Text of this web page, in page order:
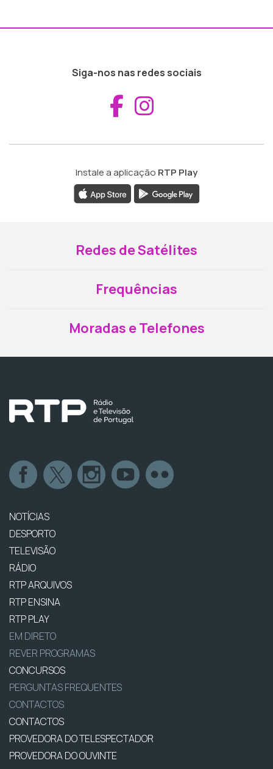
Siga-nos nas redes sociais
Aceder ao
Instale a aplicação RTP Play
Redes de Satélites
Frequências
Moradas e Telefones
NOTÍCIAS
DESPORTO
TELEVISÃO
RÁDIO
RTP ARQUIVOS
RTP ENSINA
RTP PLAY
EM DIRETO
REVER PROGRAMAS
CONCURSOS
PERGUNTAS FREQUENTES
CONTACTOS
CONTACTOS
PROVEDORA DO TELESPECTADOR
PROVEDORA DO OUVINTE